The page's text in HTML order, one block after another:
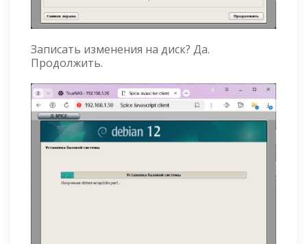
Записать изменения на диск? Да.
Продолжить.